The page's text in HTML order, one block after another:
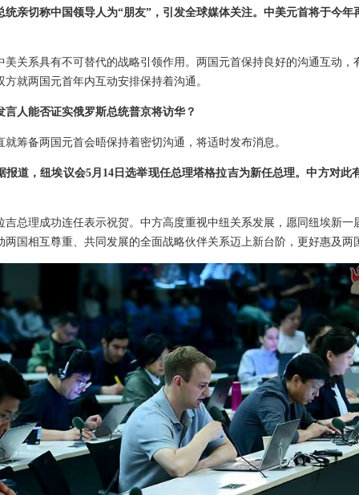
统亲切称中国领导人为“朋友”，引发全球媒体关注。中美元首将于今年
美关系具有不可替代的战略引领作用。两国元首保持良好的沟通互动，
就两国元首年内互动安排保持着沟通。
言人能否证实俄罗斯总统普京将访华？
筹备两国元首会晤保持着密切沟通，将适时发布消息。
报道，纽埃议会5月14日选举现任总理塔格拉吉为新任总理。中方对此
吉总理成功连任表示祝贺。中方高度重视中纽关系发展，愿同纽埃新一
两国相互尊重、共同发展的全面战略伙伴关系迈上新台阶，更好惠及两